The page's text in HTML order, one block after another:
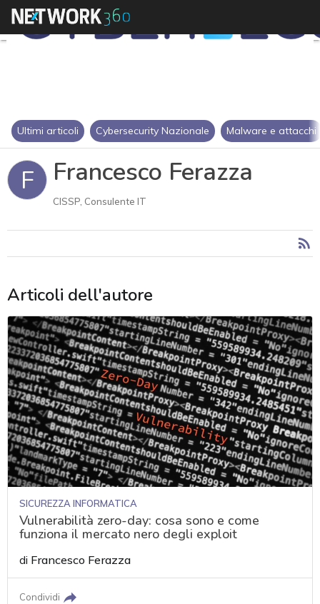
Ultimi articoli Cybersecurity Nazionale Malware e attacchi
F Francesco Ferazza
CISSP, Consulente IT
Articoli dell'autore
SICUREZZA INFORMATICA
Vulnerabilità zero-day: cosa sono e come
funziona il mercato nero degli exploit
di Francesco Ferazza
Condividi